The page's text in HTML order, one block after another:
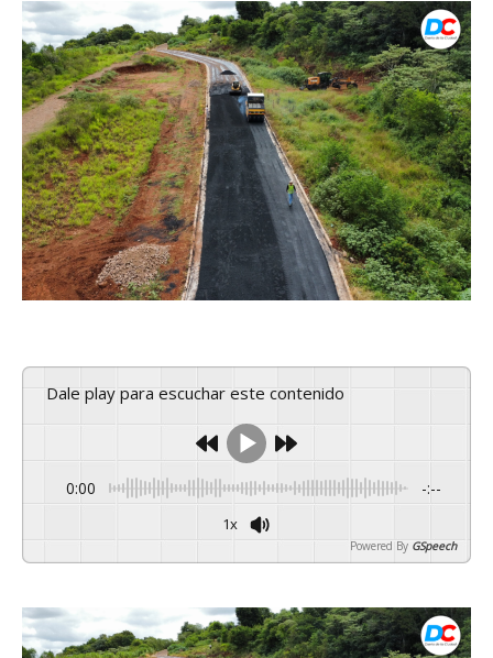
Dale play para escuchar este contenido
0:00 -:--
1x
Powered By GSpeech